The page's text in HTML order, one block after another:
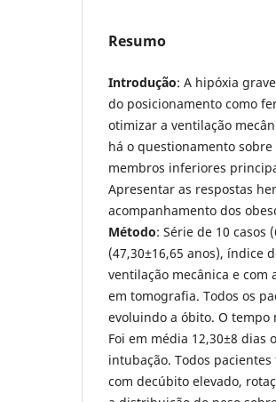
Resumo
Introdução: A hipóxia
do posicionamento como
otimizar a ventilação
há o questionamento
membros inferiores
Apresentar as respostas
acompanhamento dos
Método: Série de 10 casos
(47,30±16,65 anos), índice
ventilação mecânica e com
em tomografia. Todos os
evoluindo a óbito. O tempo
Foi em média 12,30±8 dias
intubação. Todos
com decúbito elevado,